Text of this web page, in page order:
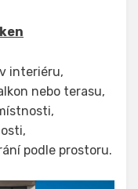
interiéru,
nebo terasu,
podle prostoru.